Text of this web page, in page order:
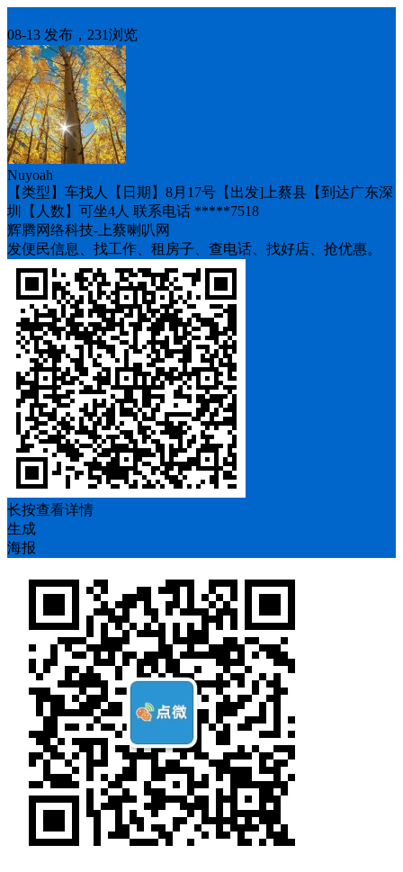
08-13 发布，231浏览
Nuyoah
【类型】车找人【日期】8月17号【出发]上蔡县【到达广东深
圳【人数】可坐4人 联系电话 *****7518
辉腾网络科技-上蔡喇叭网
发便民信息、找工作、租房子、查电话、找好店、抢优惠。
长按查看详情
生成
海报